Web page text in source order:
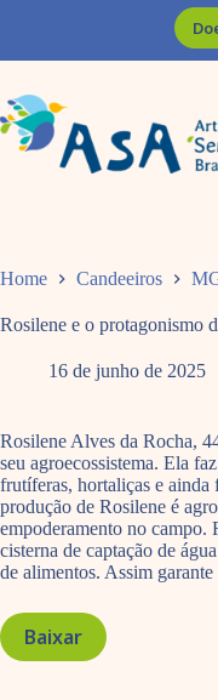
Home Candeeiros
Rosilene e o protagonismo
16 de junho de 2025
Rosilene Alves da Rocha,
seu agroecossistema. Ela
frutíferas, hortaliças e ainda
produção de Rosilene é
empoderamento no campo.
cisterna de captação de
de alimentos. Assim
Baixar